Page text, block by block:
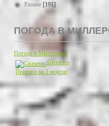
Разное [191]
ПОГОДА В
Погода в Миллерово
Gismeteo
Прогноз на 2 недели